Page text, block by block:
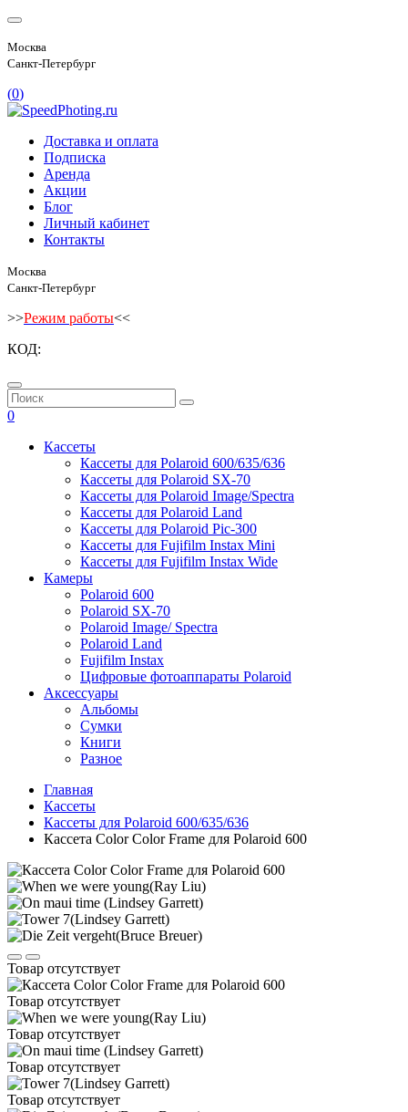
Москва
Санкт-Петербург
(0)
Доставка и оплата
Подписка
Аренда
Акции
Блог
Личный кабинет
Контакты
Москва
Санкт-Петербург
>>Режим работы<<
КОД:
0
Кассеты
Кассеты для Polaroid 600/635/636
Кассеты для Polaroid SX-70
Кассеты для Polaroid Image/Spectra
Кассеты для Polaroid Land
Кассеты для Polaroid Pic-300
Кассеты для Fujifilm Instax Mini
Кассеты для Fujifilm Instax Wide
Камеры
Polaroid 600
Polaroid SX-70
Polaroid Image/ Spectra
Polaroid Land
Fujifilm Instax
Цифровые фотоаппараты Polaroid
Аксессуары
Альбомы
Сумки
Книги
Разное
Главная
Кассеты
Кассеты для Polaroid 600/635/636
Кассета Color Color Frame для Polaroid 600
Товар отсутствует
Товар отсутствует
Товар отсутствует
Товар отсутствует
Товар отсутствует